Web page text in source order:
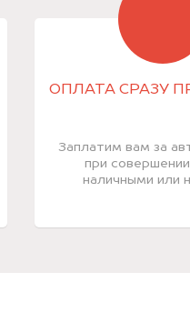
ОПЛАТА СРАЗУ
Заплатим вам за
при
наличными или